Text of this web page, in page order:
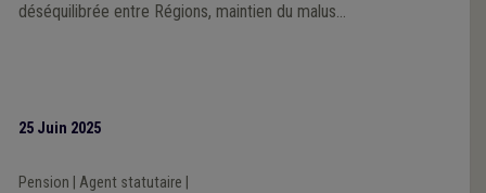
déséquilibrée entre Régions, maintien du malus…
25 Juin 2025
Pension Agent statutaire